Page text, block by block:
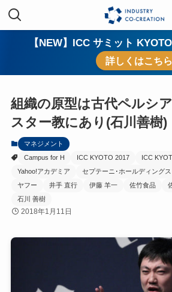
【NEW】ICC サミット
詳しくはこちら
組織の原型は古代ペルシ
スター教にあり(石川善樹)
マネジメント
Campus for H
ICC KYOTO 2017 ICC
Yahoo!アカデミア
セプテーニ･ホールディングス
ヤフー
井手 直行 伊藤 羊一 佐竹食品
石川 善樹
2018年1月11日